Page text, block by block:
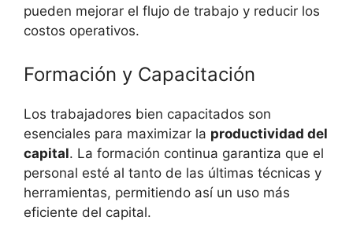
pueden mejorar el flujo de trabajo y reducir los
costos operativos.
Formación y Capacitación
Los trabajadores bien capacitados son
esenciales para maximizar la productividad del
capital. La formación continua garantiza que el
personal esté al tanto de las últimas técnicas y
herramientas, permitiendo así un uso más
eficiente del capital.